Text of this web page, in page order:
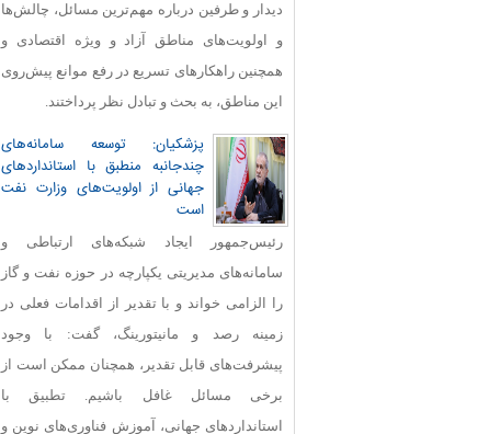
دیدار و طرفین درباره مهم‌ترین مسائل، چالش‌ها
و اولویت‌های مناطق آزاد و ویژه اقتصادی و
همچنین راهکارهای تسریع در رفع موانع پیش‌روی
این مناطق، به بحث و تبادل نظر پرداختند.
پزشکیان: توسعه سامانه‌های
چندجانبه منطبق با استانداردهای
جهانی از اولویت‌های وزارت نفت
است
رئیس‌جمهور ایجاد شبکه‌های ارتباطی و
سامانه‌های مدیریتی یکپارچه در حوزه نفت و گاز
را الزامی خواند و با تقدیر از اقدامات فعلی در
زمینه رصد و مانیتورینگ، گفت: با وجود
پیشرفت‌های قابل‌ تقدیر، همچنان ممکن است از
برخی مسائل غافل باشیم. تطبیق با
استانداردهای جهانی، آموزش فناوری‌های نوین و